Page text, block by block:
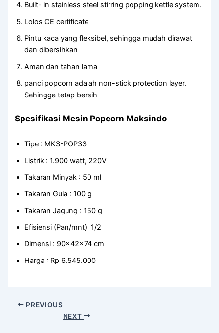
Built- in stainless steel stirring popping kettle system.
Lolos CE certificate
Pintu kaca yang fleksibel, sehingga mudah dirawat
dan dibersihkan
Aman dan tahan lama
panci popcorn adalah non-stick protection layer.
Sehingga tetap bersih
Spesifikasi Mesin Popcorn Maksindo
Tipe : MKS-POP33
Listrik : 1.900 watt, 220V
Takaran Minyak : 50 ml
Takaran Gula : 100 g
Takaran Jagung : 150 g
Efisiensi (Pan/mnt): 1/2
Dimensi : 90x42x74 cm
Harga : Rp 6.545.000
PREVIOUS
NEXT